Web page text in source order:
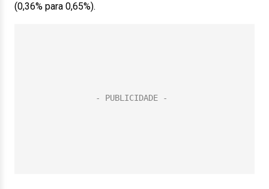
(0,36% para 0,65%).